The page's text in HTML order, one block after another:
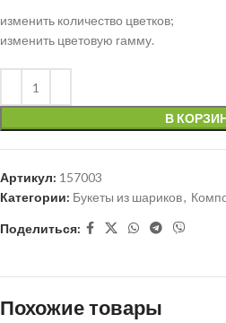
изменить количество цветков;
изменить цветовую гамму.
В
Артикул: 157003
Категории: Букеты из шариков,
Поделиться:
Похожие товары